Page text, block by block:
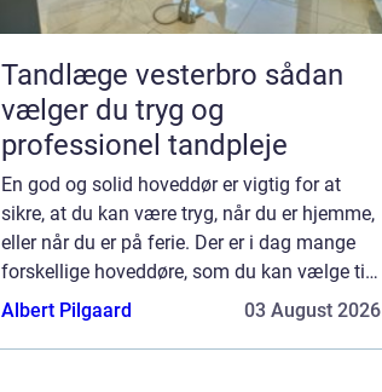
Tandlæge vesterbro sådan
vælger du tryg og
professionel tandpleje
En god og solid hoveddør er vigtig for at
sikre, at du kan være tryg, når du er hjemme,
eller når du er på ferie. Der er i dag mange
forskellige hoveddøre, som du kan vælge til
din bolig. Her er kunsten at finde en
Albert Pilgaard 03 August 2026